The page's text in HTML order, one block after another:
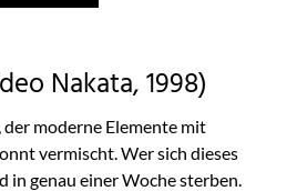
Nakata, 1998)
moderne Elemente mit
vermischt. Wer sich dieses
in genau einer Woche sterben.